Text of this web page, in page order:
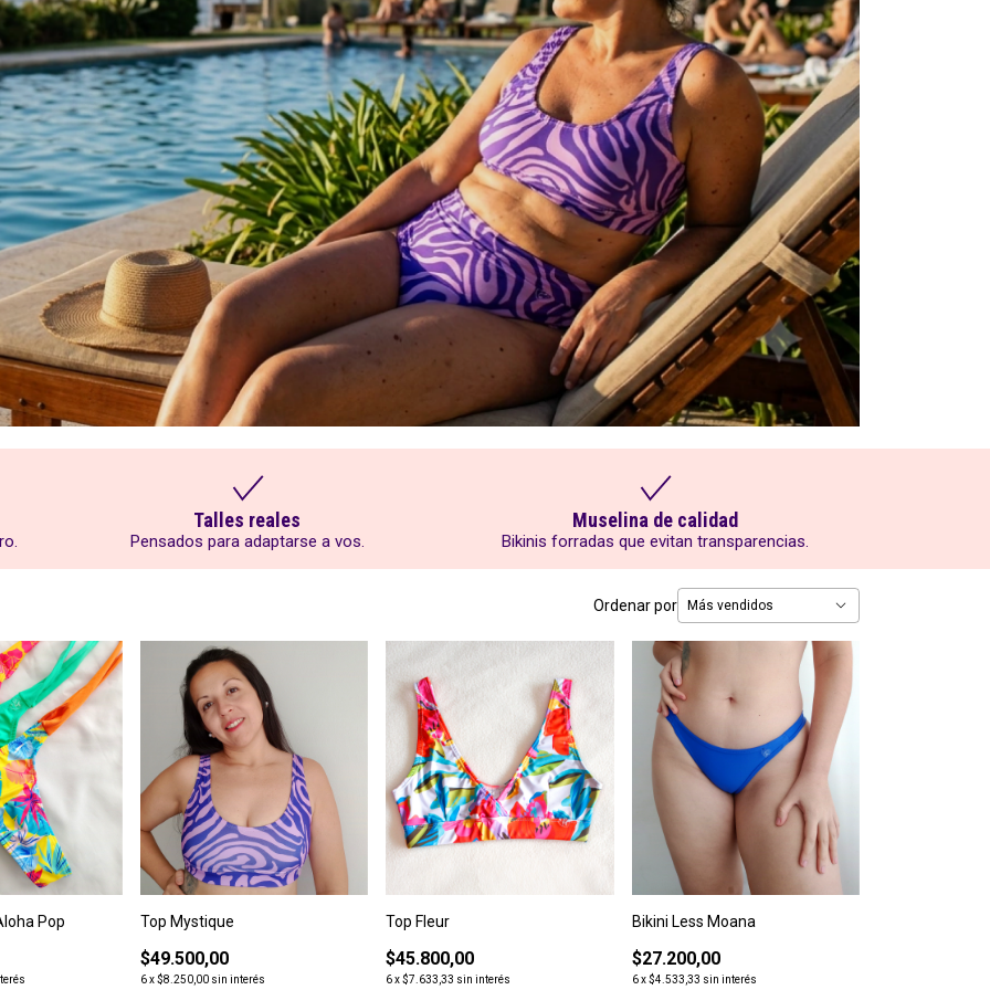
Talles reales
Pensados para adaptarse a vos.
Muselina de calidad
Bikinis forradas que evitan transparencias.
Ordenar por
Pop Top Mystique
$49.500,00
6 x$8.250,00 sin interés
Top Fleur
$45.800,00
6x$7.633,33 sin interés
Bikini Less Moana
$27.200,00
6 x$4.533,33 sin interés